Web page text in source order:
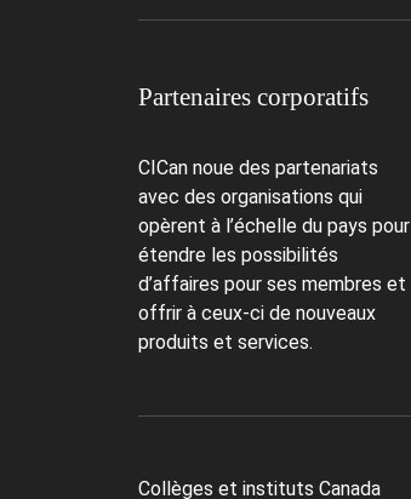
Partenaires corporatifs
CICan noue des partenariats
avec des organisations qui
opèrent à l’échelle du pays pour
étendre les possibilités
d’affaires pour ses membres et
offrir à ceux-ci de nouveaux
produits et services.
Collèges et instituts Canada